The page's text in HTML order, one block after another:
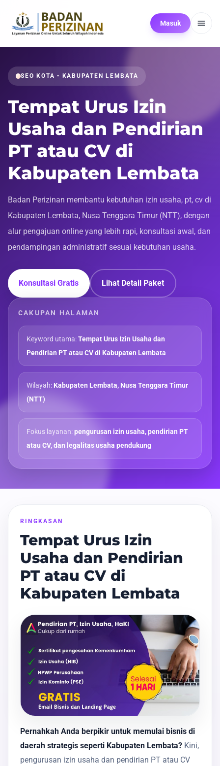
Masuk
SEO KOTA • KABUPATEN LEMBATA
Tempat Urus Izin
Usaha dan Pendirian
PT atau CV di
Kabupaten Lembata
Badan Perizinan membantu kebutuhan izin usaha, pt, cv di
Kabupaten Lembata, Nusa Tenggara Timur (NTT), dengan
alur pengajuan online yang lebih rapi, konsultasi awal, dan
pendampingan administratif sesuai kebutuhan usaha.
Konsultasi Gratis Lihat Detail Paket
CAKUPAN HALAMAN
Keyword utama:Tempat Urus Izin Usaha dan
Pendirian PT atau CV di Kabupaten Lembata
Wilayah: Kabupaten Lembata, Nusa Tenggara Timur
(NTT)
Fokus layanan:pengurusan izin usaha, pendirian PT
atau CV, dan legalitas usaha pendukung
RINGKASAN
Tempat Urus Izin
Usaha dan Pendirian
PT atau CV di
Kabupaten Lembata
Pernahkah Anda berpikir untuk memulai bisnis di
daerah strategis seperti Kabupaten Lembata? Kini,
pengurusan izin usaha dan pendirian PT atau CV